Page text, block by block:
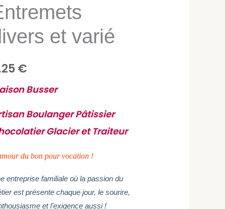
et varié
€
Busser
Boulanger Pâtissier
Glacier et Traiteur
du bon pour vocation !
entreprise familiale où la passion du
est présente chaque jour, le sourire,
et l’exigence aussi !